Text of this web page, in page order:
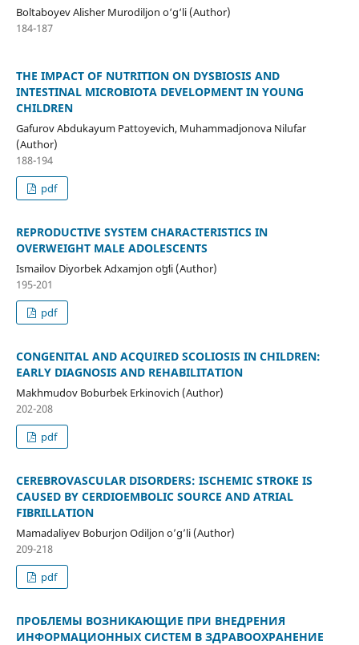
Boltaboyev Alisher Murodiljon o‘g‘li (Author)
184-187
THE IMPACT OF NUTRITION ON DYSBIOSIS AND
INTESTINAL MICROBIOTA DEVELOPMENT IN YOUNG
CHILDREN
Gafurov Abdukayum Pattoyevich, Muhammadjonova Nilufar
(Author)
188-194
pdf
REPRODUCTIVE SYSTEM CHARACTERISTICS IN
OVERWEIGHT MALE ADOLESCENTS
Ismailov Diyorbek Adxamjon oʻgʻli (Author)
195-201
pdf
CONGENITAL AND ACQUIRED SCOLIOSIS IN CHILDREN:
EARLY DIAGNOSIS AND REHABILITATION
Makhmudov Boburbek Erkinovich (Author)
202-208
pdf
CEREBROVASCULAR DISORDERS: ISCHEMIC STROKE IS
CAUSED BY CERDIOEMBOLIC SOURCE AND ATRIAL
FIBRILLATION
Mamadaliyev Boburjon Odiljon o’g’li (Author)
209-218
pdf
ПРОБЛЕМЫ ВОЗНИКАЮЩИЕ ПРИ ВНЕДРЕНИЯ
ИНФОРМАЦИОННЫХ СИСТЕМ В ЗДРАВООХРАНЕНИЕ